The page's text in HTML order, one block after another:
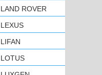
LAND ROVER
LEXUS
LIFAN
LOTUS